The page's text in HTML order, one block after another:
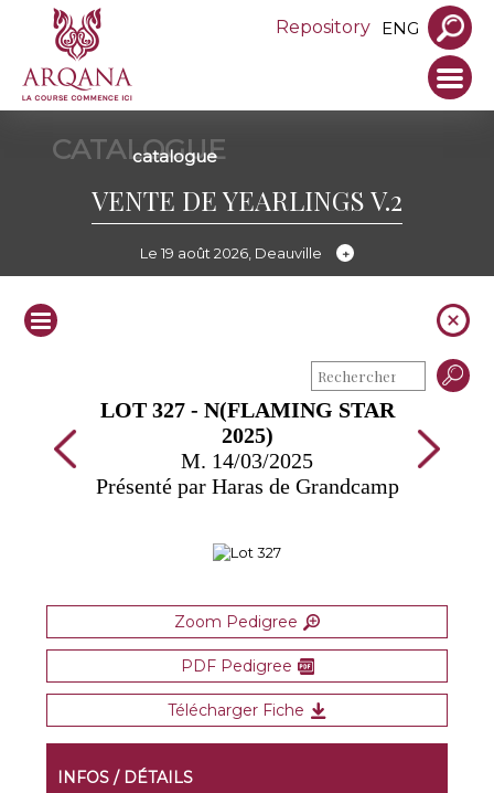
Repository ENG
CATALOGUE
catalogue
VENTE DE YEARLINGS V.2
Le 19 août 2026, Deauville
LOT 327 - N(FLAMING STAR
2025)
M. 14/03/2025
Présenté par Haras de Grandcamp
Zoom Pedigree
PDF Pedigree
Télécharger Fiche
INFOS / DÉTAILS